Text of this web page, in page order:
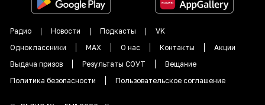
Радио Новости Подкасты
VK
Одноклассники
MAX О нас Контакты
Акции
Выдача призов
Результаты СОУТ
Вещание
Политика безопасности
Пользовательское соглашение